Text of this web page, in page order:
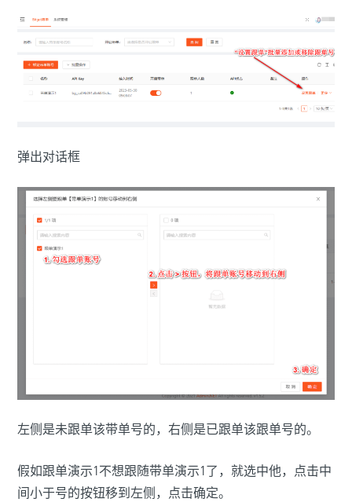
弹出对话框
左侧是未跟单该带单号的，右侧是已跟单该跟单号的。
假如跟单演示1不想跟随带单演示1了，就选中他，点击中
间小于号的按钮移到左侧，点击确定。